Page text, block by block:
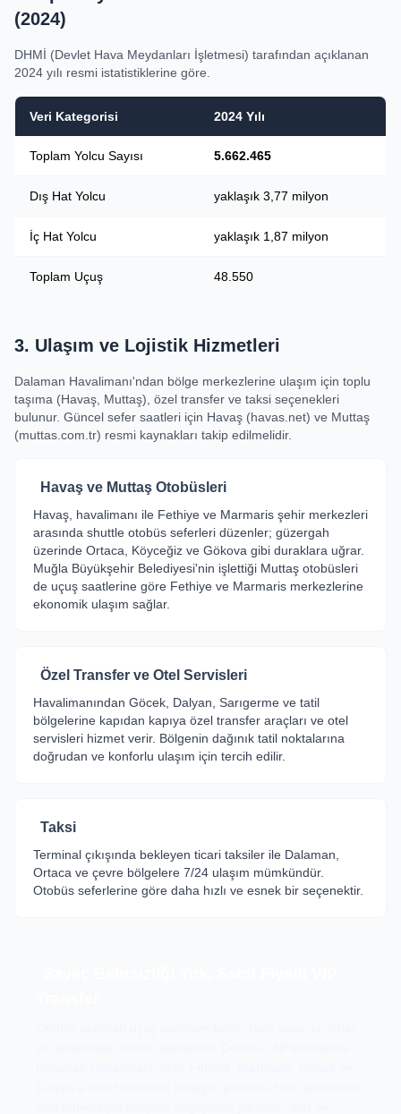
(2024)
DHMİ (Devlet Hava Meydanları İşletmesi) tarafından açıklanan
2024 yılı resmi istatistiklerine göre.
Veri Kategorisi 2024 Yılı
Toplam Yolcu Sayısı 5.662.465
Dış Hat Yolcu yaklaşık 3,77 milyon
İç Hat Yolcu yaklaşık 1,87 milyon
Toplam Uçuş 48.550
3. Ulaşım ve Lojistik Hizmetleri
Dalaman Havalimanı'ndan bölge merkezlerine ulaşım için toplu
taşıma (Havaş, Muttaş), özel transfer ve taksi seçenekleri
bulunur. Güncel sefer saatleri için Havaş (havas.net) ve Muttaş
(muttas.com.tr) resmi kaynakları takip edilmelidir.
Havaş ve Muttaş Otobüsleri
Havaş, havalimanı ile Fethiye ve Marmaris şehir merkezleri
arasında shuttle otobüs seferleri düzenler; güzergah
üzerinde Ortaca, Köyceğiz ve Gökova gibi duraklara uğrar.
Muğla Büyükşehir Belediyesi'nin işlettiği Muttaş otobüsleri
de uçuş saatlerine göre Fethiye ve Marmaris merkezlerine
ekonomik ulaşım sağlar.
Özel Transfer ve Otel Servisleri
Havalimanından Göcek, Dalyan, Sarıgerme ve tatil
bölgelerine kapıdan kapıya özel transfer araçları ve otel
servisleri hizmet verir. Bölgenin dağınık tatil noktalarına
doğrudan ve konforlu ulaşım için tercih edilir.
Taksi
Terminal çıkışında bekleyen ticari taksiler ile Dalaman,
Ortaca ve çevre bölgelere 7/24 ulaşım mümkündür.
Otobüs seferlerine göre daha hızlı ve esnek bir seçenektir.